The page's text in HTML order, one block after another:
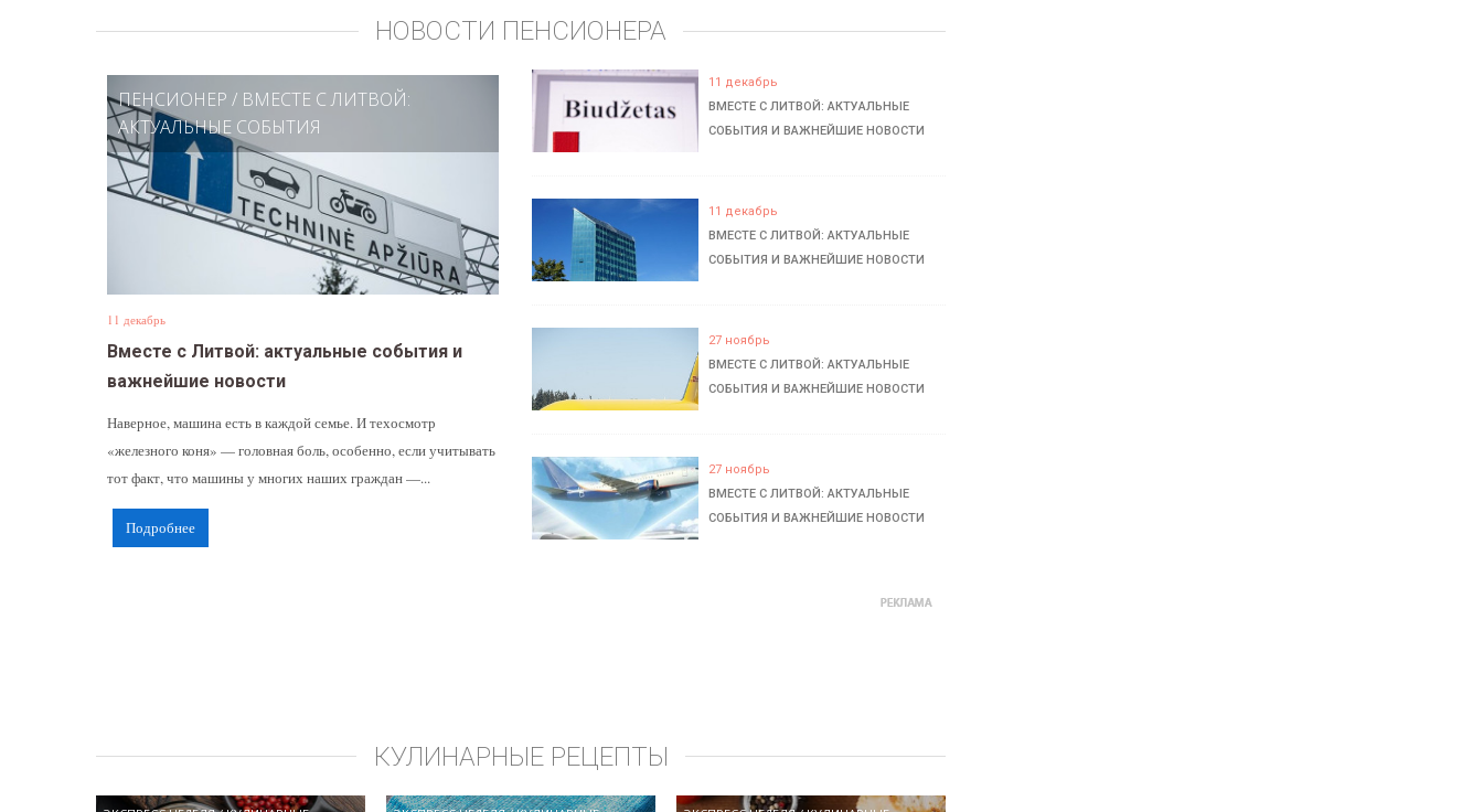
НОВОСТИ ПЕНСИОНЕРА
ПЕНСИОНЕР / ВМЕСТЕ С ЛИТВОЙ:
АКТУАЛЬНЫЕ СОБЫТИЯ
11 декабрь
Вместе с Литвой: актуальные события и
важнейшие новости
Наверное, машина есть в каждой семье. И техосмотр
«железного коня» — головная боль, особенно, если учитывать
тот факт, что машины у многих наших граждан —...
Подробнее
11 декабрь
ВМЕСТЕ С ЛИТВОЙ: АКТУАЛЬНЫЕ
СОБЫТИЯ И ВАЖНЕЙШИЕ НОВОСТИ
11 декабрь
ВМЕСТЕ С ЛИТВОЙ: АКТУАЛЬНЫЕ
СОБЫТИЯ И ВАЖНЕЙШИЕ НОВОСТИ
27 ноябрь
ВМЕСТЕ С ЛИТВОЙ: АКТУАЛЬНЫЕ
СОБЫТИЯ И ВАЖНЕЙШИЕ НОВОСТИ
27 ноябрь
ВМЕСТЕ С ЛИТВОЙ: АКТУАЛЬНЫЕ
СОБЫТИЯ И ВАЖНЕЙШИЕ НОВОСТИ
КУЛИНАРНЫЕ РЕЦЕПТЫ